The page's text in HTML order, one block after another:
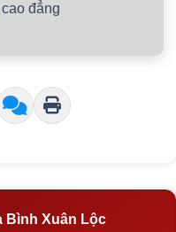
đẳng
Bình Xuân Lộc